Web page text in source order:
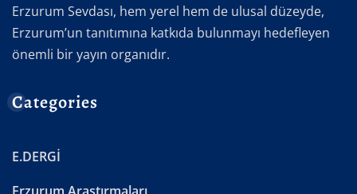
Erzurum Sevdası, hem yerel hem de ulusal düzeyde,
Erzurum’un tanıtımına katkıda bulunmayı hedefleyen
önemli bir yayın organıdır.
Categories
E.DERGİ